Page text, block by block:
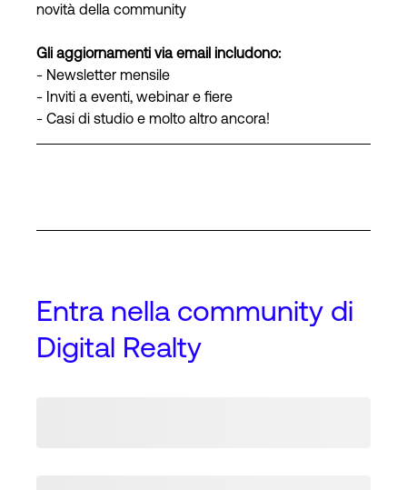
novità della community
Gli aggiornamenti via email includono:
- Newsletter mensile
- Inviti a eventi, webinar e fiere
- Casi di studio e molto altro ancora!
Entra nella community di
Digital Realty